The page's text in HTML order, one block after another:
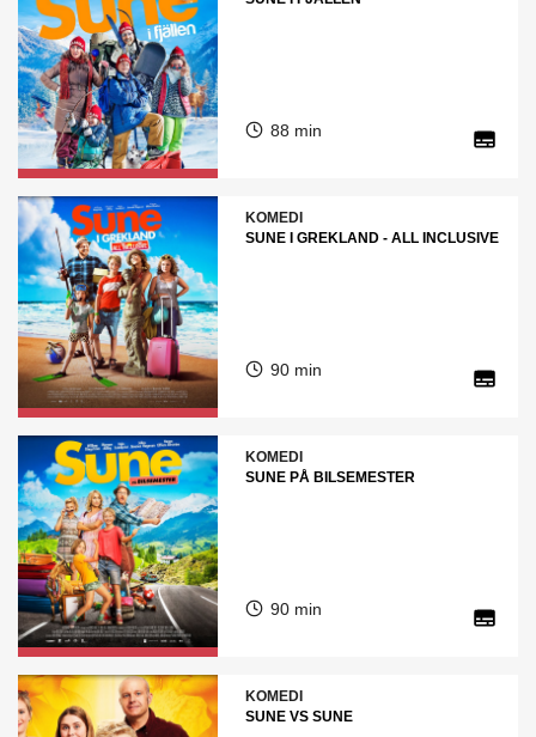
88 min
KOMEDI
SUNE I GREKLAND - ALL INCLUSIVE
90 min
KOMEDI
SUNE PÅ BILSEMESTER
90 min
KOMEDI
SUNE VS SUNE